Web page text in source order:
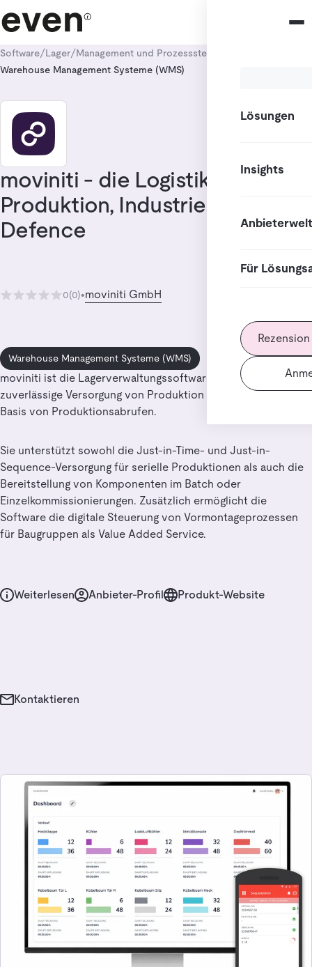
Lösungen
Insights
Anbieterwelt
Für
Software/Lager/Management und Prozesssteuerung
Warehouse Management Systeme (WMS)
moviniti - die Logistiklösung für
Produktion, Industrie und
Defence
0(0)•moviniti GmbH
Warehouse Management Systeme (WMS)
moviniti ist die Lagerverwaltungssoftware für die
zuverlässige Versorgung von Produktion und Industrie auf
Basis von Produktionsabrufen.
Sie unterstützt sowohl die Just-in-Time- und Just-in-
Sequence-Versorgung für serielle Produktionen als auch die
Bereitstellung von Komponenten im Batch oder
Einzelkommissionierungen. Zusätzlich ermöglicht die
Software die digitale Steuerung von Vormontageprozessen
für Baugruppen als Value Added Service.
Weiterlesen Anbieter-Profil Produkt-Website
Kontaktieren